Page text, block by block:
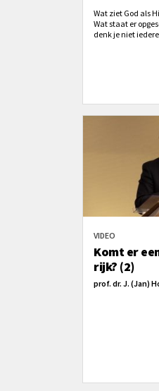
Wat ziet God als
Wat staat er
denk je niet
VIDEO
Komt er
rijk? (2)
prof. dr. J. (Jan)